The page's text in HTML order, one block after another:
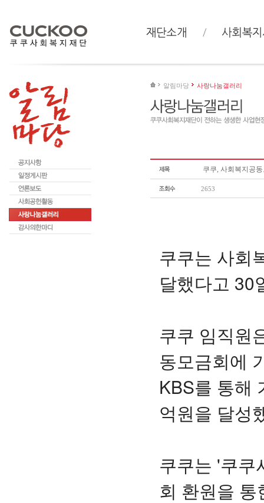
알림마당 사랑나눔갤러리
쿠쿠, 사회복지공
2653
쿠쿠는 사회
달했다고 30
쿠쿠 임직원
동모금회에
KBS를 통해
억원을 달성
쿠쿠는 '쿠쿠
회 환원을